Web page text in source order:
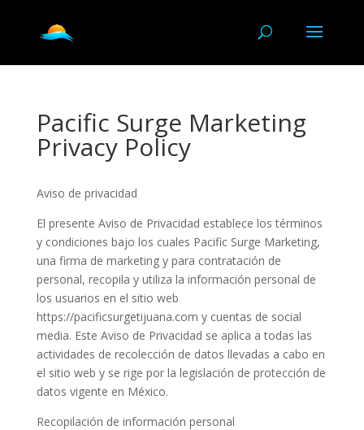
Pacific Surge Marketing
Privacy Policy
Aviso de privacidad
El presente Aviso de Privacidad establece los términos
y condiciones bajo los cuales Pacific Surge Marketing,
una firma de marketing y para contratación de
personal, recopila y utiliza la información personal de
los usuarios en el sitio web
https://pacificsurgetijuana.com y cuentas de social
media. Este Aviso de Privacidad se aplica a todas las
actividades de recolección de datos llevadas a cabo en
el sitio web y se rige por la legislación de protección de
datos vigente en México.
Recopilación de información personal